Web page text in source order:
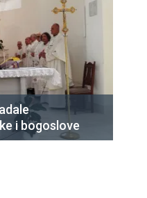
i bogoslove